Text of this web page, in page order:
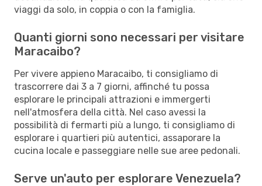
viaggi da solo, in coppia o con la famiglia.
Quanti giorni sono necessari per visitare
Maracaibo?
Per vivere appieno Maracaibo, ti consigliamo di
trascorrere dai 3 a 7 giorni, affinché tu possa
esplorare le principali attrazioni e immergerti
nell'atmosfera della città. Nel caso avessi la
possibilità di fermarti più a lungo, ti consigliamo di
esplorare i quartieri più autentici, assaporare la
cucina locale e passeggiare nelle sue aree pedonali.
Serve un'auto per esplorare Venezuela?